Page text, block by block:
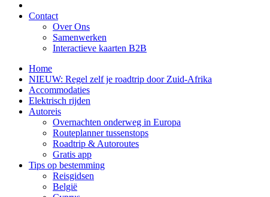
Contact
Over Ons
Samenwerken
Interactieve kaarten B2B
Home
NIEUW: Regel zelf je roadtrip door Zuid-Afrika
Accommodaties
Elektrisch rijden
Autoreis
Overnachten onderweg in Europa
Routeplanner tussenstops
Roadtrip & Autoroutes
Gratis app
Tips op bestemming
Reisgidsen
België